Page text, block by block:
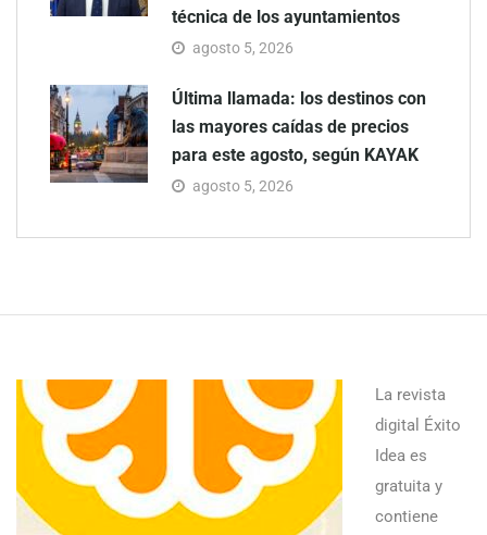
técnica de los ayuntamientos
agosto 5, 2026
Última llamada: los destinos con
las mayores caídas de precios
para este agosto, según KAYAK
agosto 5, 2026
La revista
digital Éxito
Idea es
gratuita y
contiene